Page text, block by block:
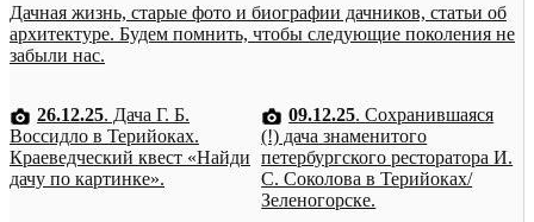
Дачная жизнь, старые фото и биографии дачников, статьи об
архитектуре. Будем помнить, чтобы следующие поколения не
забыли нас.
26.12.25. Дача Г. Б.
Воссидло в Терийоках.
Краеведческий квест «Найди
дачу по картинке».
09.12.25. Сохранившаяся
(!) дача знаменитого
петербургского ресторатора И.
С. Соколова в Терийоках/
Зеленогорске.